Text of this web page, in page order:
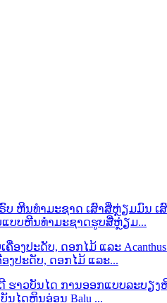
ແບບຫີນທຳມະຊາດຮູບສີ່ຫຼ່ຽມ...
ງປະດັບ, ດອກໄມ້ ແລະ...
ໄດຫິນອ່ອນ Balu ...